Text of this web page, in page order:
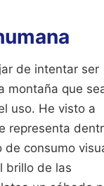
de intentar ser
montaña que
uso. He visto a
representa
consumo
brillo de las